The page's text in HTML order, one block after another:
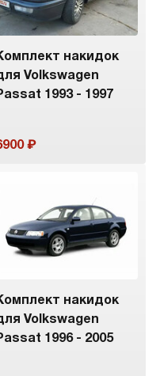
накидок
Volkswagen
1993 - 1997
накидок
Volkswagen
1996 - 2005